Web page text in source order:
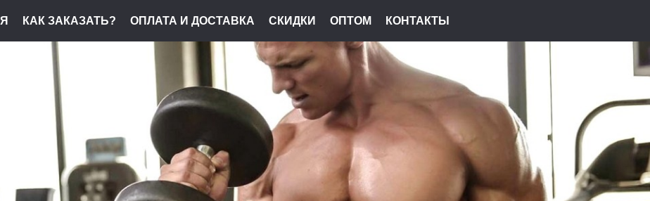
КАК ЗАКАЗАТЬ? ОПЛАТА И ДОСТАВКА СКИДКИ ОПТОМ КОНТАКТЫ